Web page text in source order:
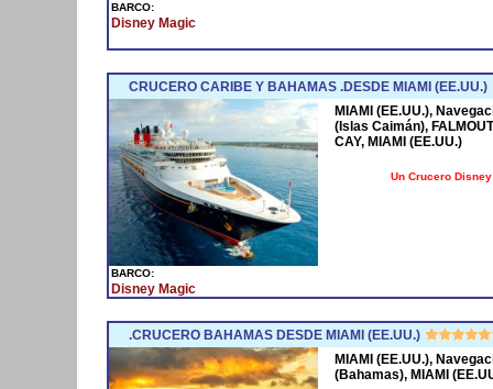
BARCO:
Disney Magic
CRUCERO CARIBE Y BAHAMAS .DESDE MIAMI (EE.UU.)
BARCO:
Disney Magic
MIAMI (EE.UU.),
(Islas Caimán),
CAY, MIAMI (EE.UU.)
Un Crucero
.CRUCERO BAHAMAS DESDE MIAMI (EE.UU.)
MIAMI (EE.UU.),
(Bahamas), MIAMI